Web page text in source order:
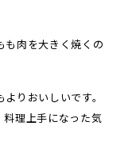
も肉を大きく焼くの
りおいしいです。
料理上手になった気